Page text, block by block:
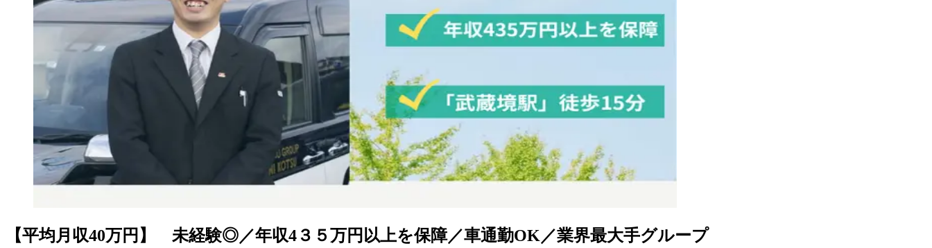
【平均月収40万円】 未経験◎／年収4３５万円以上を保障／車通勤OK／業界最大手グループ